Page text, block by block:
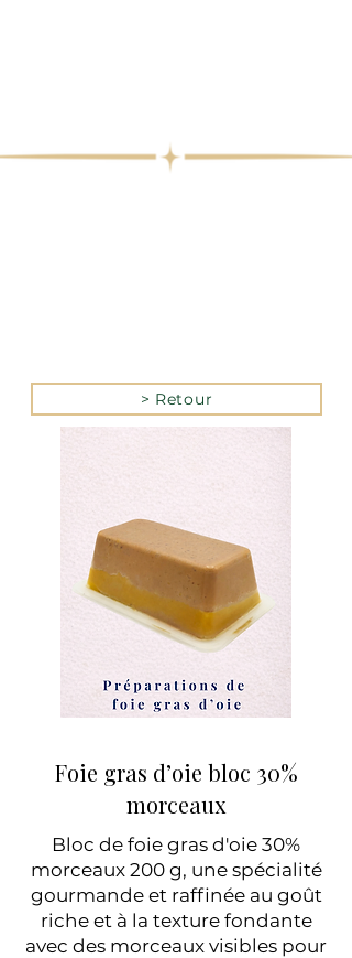
> Retour
Foie gras d’oie bloc 30%
morceaux
Bloc de foie gras d'oie 30%
morceaux 200 g, une spécialité
gourmande et raffinée au goût
riche et à la texture fondante
avec des morceaux visibles pour